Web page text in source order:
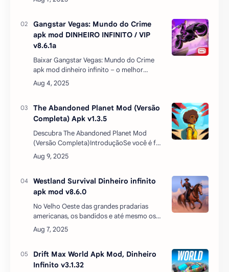
esquadrões ao mesmo tempo para
Gangstar Vegas: Mundo do Crime
apk mod DINHEIRO INFINITO / VIP
v8.6.1a
Baixar Gangstar Vegas: Mundo do Crime
apk mod dinheiro infinito – o melhor
análogo do GTA no Android para
dispositivos Android.Gangstar Vegas apk
The Abandoned Planet Mod (Versão
Completa) Apk v1.3.5
Descubra The Abandoned Planet Mod
(Versão Completa)IntroduçãoSe você é fã
de jogos de aventura e exploração com
uma boa dose de suspense, The
Westland Survival Dinheiro infinito
apk mod v8.6.0
No Velho Oeste das grandes pradarias
americanas, os bandidos e até mesmo os
xerifes estão prontos para vender homens
corajosos por um punhado de dólares. Os
Drift Max World Apk Mod, Dinheiro
Infinito v3.1.32